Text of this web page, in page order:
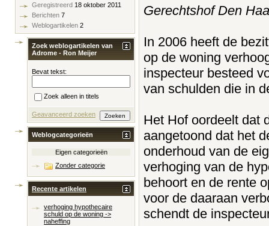
Gerechtshof Den
In 2006 heeft de
op de woning
inspecteur besteed
van schulden die in
Het Hof oordeelt dat
aangetoond dat het
onderhoud van de
verhoging van de
behoort en de rente
voor de daaraan
schendt de
Geregistreerd 18 oktober 2011
Berichten 7
Weblogartikelen 2
Zoek weblogartikelen van
Adrome - Ron Meijer
Bevat tekst:
Zoek alleen in titels
Geavanceerd zoeken
Weblogcategorieën
Eigen categorieën
Zonder categorie
Recente artikelen
verhoging hypothecaire
schuld op de woning ->
naheffing